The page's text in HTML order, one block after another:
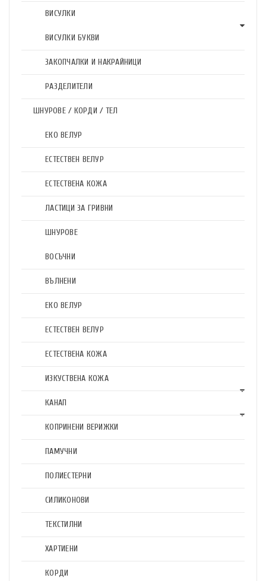
ВИСУЛКИ
ВИСУЛКИ БУКВИ
ЗАКОПЧАЛКИ И НАКРАЙНИЦИ
РАЗДЕЛИТЕЛИ
ШНУРОВЕ / КОРДИ / ТЕЛ
ЕКО ВЕЛУР
ЕСТЕСТВЕН ВЕЛУР
ЕСТЕСТВЕНА КОЖА
ЛАСТИЦИ ЗА ГРИВНИ
ШНУРОВЕ
ВОСЪЧНИ
ВЪЛНЕНИ
ЕКО ВЕЛУР
ЕСТЕСТВЕН ВЕЛУР
ЕСТЕСТВЕНА КОЖА
ИЗКУСТВЕНА КОЖА
КАНАП
КОПРИНЕНИ ВЕРИЖКИ
ПАМУЧНИ
ПОЛИЕСТЕРНИ
СИЛИКОНОВИ
ТЕКСТИЛНИ
ХАРТИЕНИ
КОРДИ